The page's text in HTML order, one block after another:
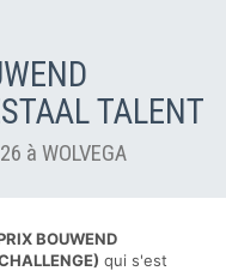
TALENT
à WOLVEGA
BOUWEND
qui s'est